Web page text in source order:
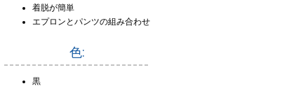
着脱が簡単
エプロンとパンツの組み合わせ
色:
黒